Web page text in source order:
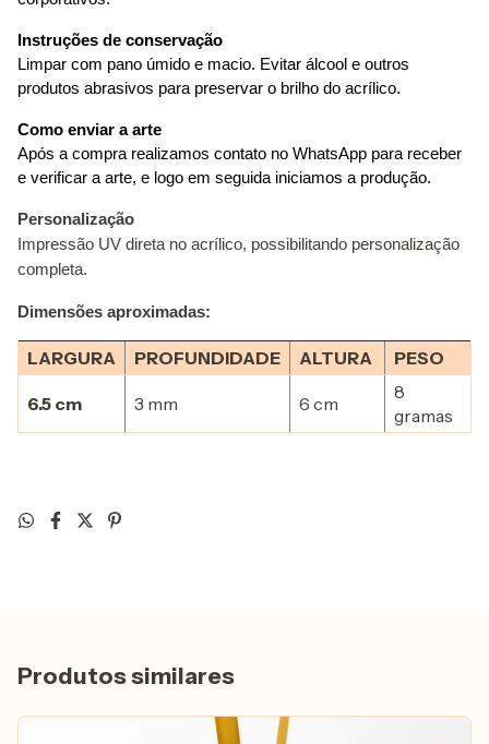
Instruções de conservação
Limpar com pano úmido e macio. Evitar álcool e outros
produtos abrasivos para preservar o brilho do acrílico.
Como enviar a arte
Após a compra realizamos contato no WhatsApp para receber
e verificar a arte, e logo em seguida iniciamos a produção.
Personalização
Impressão UV direta no acrílico, possibilitando personalização
completa.
Dimensões aproximadas:
LARGURA PROFUNDIDADE ALTURA PESO
6.5 cm 3 mm 6 cm
8
gramas
Produtos similares